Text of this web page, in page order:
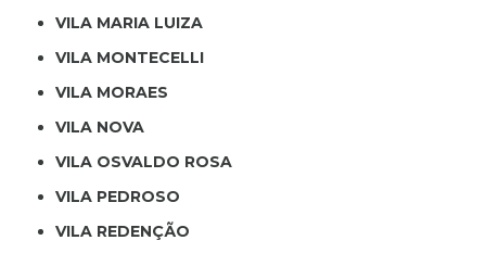
VILA MARIA LUIZA
VILA MONTECELLI
VILA MORAES
VILA NOVA
VILA OSVALDO ROSA
VILA PEDROSO
VILA REDENÇÃO